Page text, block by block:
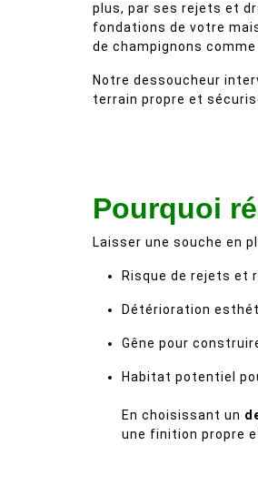
plus, par ses rejets et
fondations de votre
de champignons comme
Notre dessoucheur
terrain propre et
Pourquoi
Laisser une souche en
Risque de rejets et
Détérioration
Gêne pour
Habitat potentiel
En choisissant un
une finition propre